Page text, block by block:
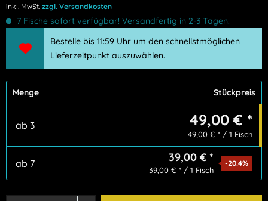
inkl. MwSt. zzgl. Versandkosten
7 Fische sofort verfügbar! Versandfertig in 2-3 Tagen.
Bestelle bis 11:59 Uhr um den schnellstmöglichen
Lieferzeitpunkt auszuwählen.
Menge Stückpreis
ab 3 49,00 € *
49,00 € * / 1 Fisch
ab 7 39,00 € *
39,00 € * / 1 Fisch
-20.4%